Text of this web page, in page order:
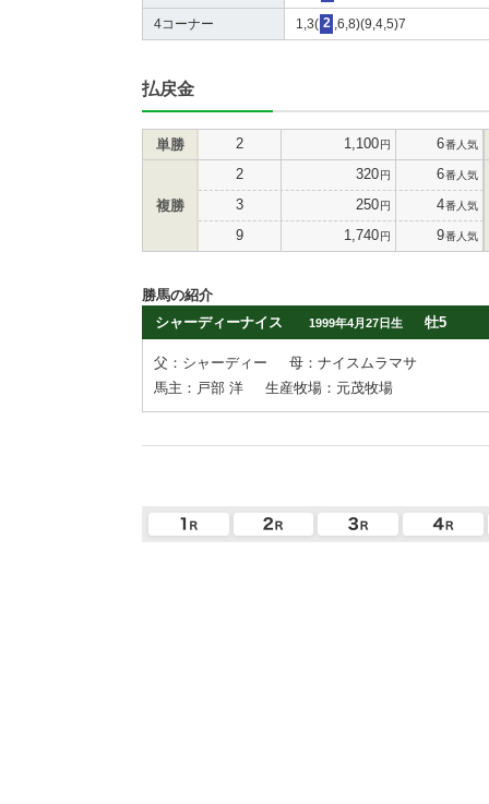
4コーナー 1,3( 2 ,6,8)(9,4,5)7
払戻金
単勝 2 1,100円 6番人気
複勝
2 320円 6番人気
3 250円 4番人気
9 1,740円 9番人気
勝馬の紹介
シャーディーナイス
1999年4月27日生 牡5
父：シャーディー
母：ナイスムラマサ
馬主：戸部 洋
生産牧場：元茂牧場